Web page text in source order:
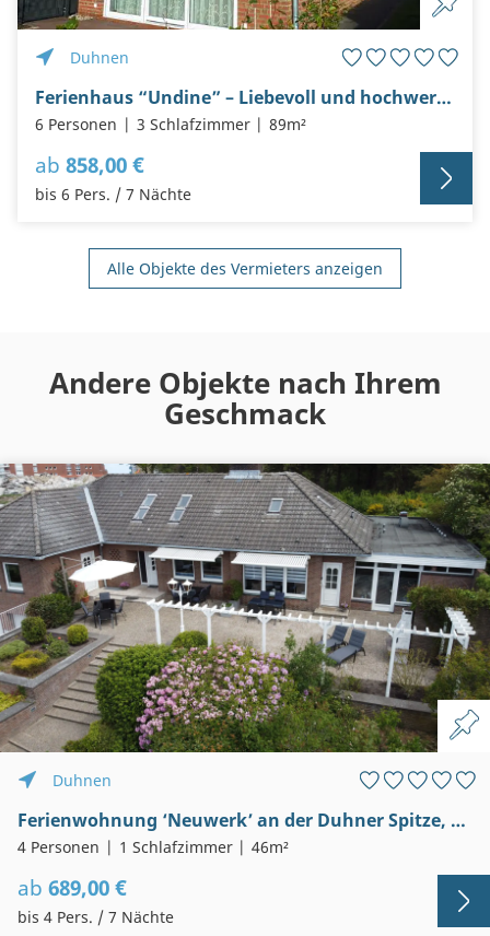
Duhnen
Ferienhaus “Undine” – Liebevoll und hochwertig eingerichtet
6 Personen 3 Schlafzimmer 89m²
ab 858,00 €
bis 6 Pers. / 7 Nächte
Alle Objekte des Vermieters anzeigen
Andere Objekte nach Ihrem
Geschmack
Duhnen
Ferienwohnung ‘Neuwerk’ an der Duhner Spitze, keine 200m vom Sandstrand
4 Personen 1 Schlafzimmer 46m²
ab 689,00 €
bis 4 Pers. / 7 Nächte